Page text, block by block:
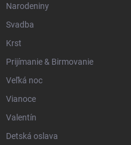
Narodeniny
Svadba
Krst
Prijímanie & Birmovanie
Veľká noc
Vianoce
Valentín
Detská oslava